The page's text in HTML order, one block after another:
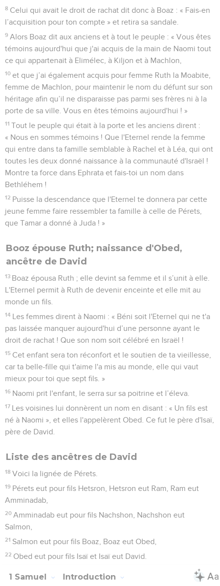
8 Celui qui avait le droit de rachat dit donc à Boaz : « Fais-en
l’acquisition pour ton compte » et retira sa sandale.
9 Alors Boaz dit aux anciens et à tout le peuple : « Vous êtes
témoins aujourd'hui que j'ai acquis de la main de Naomi tout
ce qui appartenait à Elimélec, à Kiljon et à Machlon,
10 et que j’ai également acquis pour femme Ruth la Moabite,
femme de Machlon, pour maintenir le nom du défunt sur son
héritage afin qu’il ne disparaisse pas parmi ses frères ni à la
porte de sa ville. Vous en êtes témoins aujourd'hui ! »
11 Tout le peuple qui était à la porte et les anciens dirent :
« Nous en sommes témoins ! Que l'Eternel rende la femme
qui entre dans ta famille semblable à Rachel et à Léa, qui ont
toutes les deux donné naissance à la communauté d'Israël !
Montre ta force dans Ephrata et fais-toi un nom dans
Bethléhem !
12 Puisse la descendance que l'Eternel te donnera par cette
jeune femme faire ressembler ta famille à celle de Pérets,
que Tamar a donné à Juda ! »
Booz épouse Ruth; naissance d'Obed,
ancêtre de David
13 Boaz épousa Ruth ; elle devint sa femme et il s’unit à elle.
L'Eternel permit à Ruth de devenir enceinte et elle mit au
monde un fils.
14 Les femmes dirent à Naomi : « Béni soit l'Eternel qui ne t'a
pas laissée manquer aujourd'hui d’une personne ayant le
droit de rachat ! Que son nom soit célébré en Israël !
15 Cet enfant sera ton réconfort et le soutien de ta vieillesse,
car ta belle-fille qui t'aime l'a mis au monde, elle qui vaut
mieux pour toi que sept fils. »
16 Naomi prit l'enfant, le serra sur sa poitrine et l’éleva.
17 Les voisines lui donnèrent un nom en disant : « Un fils est
né à Naomi », et elles l'appelèrent Obed. Ce fut le père d'Isaï,
père de David.
Liste des ancêtres de David
18 Voici la lignée de Pérets.
19 Pérets eut pour fils Hetsron, Hetsron eut Ram, Ram eut
Amminadab,
20 Amminadab eut pour fils Nachshon, Nachshon eut
Salmon,
21 Salmon eut pour fils Boaz, Boaz eut Obed,
22 Obed eut pour fils Isaï et Isaï eut David.
1 Samuel Introduction